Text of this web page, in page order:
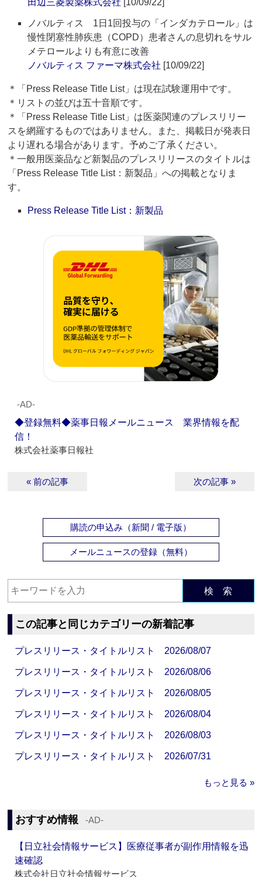
田辺三菱製薬株式会社 [10/09/22]
ノバルティス 1日1回投与の「インダカテロール」は
慢性閉塞性肺疾患（COPD）患者さんの息切れをサル
メテロールよりも有意に改善
ノバルティス ファーマ株式会社 [10/09/22]
＊「Press Release Title List」は現在試験運用中です。
＊リストの並びは五十音順です。
＊「Press Release Title List」は医薬関連のプレスリリー
スを網羅するものではありません。また、掲載日が発表日
より遅れる場合があります。予めご了承ください。
＊一般用医薬品など新製品のプレスリリースのタイトルは
「Press Release Title List：新製品」への掲載となりま
す。
Press Release Title List：新製品
‐AD‐
◆登録無料◆薬事日報メールニュース 業界情報を配
信！
株式会社薬事日報社
« 前の記事 次の記事 »
購読の申込み（新聞 / 電子版）
メールニュースの登録（無料）
検 索
この記事と同じカテゴリーの新着記事
プレスリリース・タイトルリスト 2026/08/07
プレスリリース・タイトルリスト 2026/08/06
プレスリリース・タイトルリスト 2026/08/05
プレスリリース・タイトルリスト 2026/08/04
プレスリリース・タイトルリスト 2026/08/03
プレスリリース・タイトルリスト 2026/07/31
もっと見る »
おすすめ情報 ‐AD‐
【日立社会情報サービス】医療従事者が副作用情報を迅
速確認
株式会社日立社会情報サービス